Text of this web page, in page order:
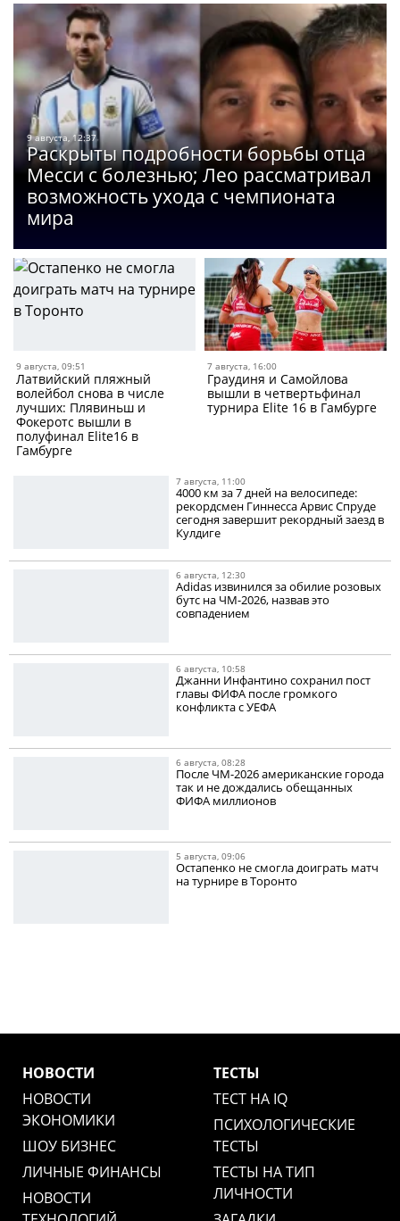
9 августа, 12:37
Раскрыты подробности борьбы отца
Месси с болезнью; Лео рассматривал
возможность ухода с чемпионата
мира
9 августа, 09:51
Латвийский пляжный
волейбол снова в числе
лучших: Плявиньш и
Фокеротс вышли в
полуфинал Elite16 в
Гамбурге
7 августа, 16:00
Граудиня и Самойлова
вышли в четвертьфинал
турнира Elite 16 в Гамбурге
7 августа, 11:00
4000 км за 7 дней на велосипеде:
рекордсмен Гиннесса Арвис Спруде
сегодня завершит рекордный заезд в
Кулдиге
6 августа, 12:30
Adidas извинился за обилие розовых
бутс на ЧМ-2026, назвав это
совпадением
6 августа, 10:58
Джанни Инфантино сохранил пост
главы ФИФА после громкого
конфликта с УЕФА
6 августа, 08:28
После ЧМ-2026 американские города
так и не дождались обещанных
ФИФА миллионов
5 августа, 09:06
Остапенко не смогла доиграть матч
на турнире в Торонто
НОВОСТИ
НОВОСТИ
ЭКОНОМИКИ
ШОУ БИЗНЕС
ЛИЧНЫЕ ФИНАНСЫ
НОВОСТИ
ТЕСТЫ
ТЕСТ НА IQ
ПСИХОЛОГИЧЕСКИЕ
ТЕСТЫ
ТЕСТЫ НА ТИП
ЛИЧНОСТИ